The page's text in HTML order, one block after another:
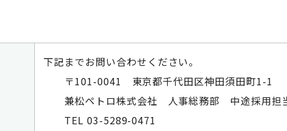
下記までお問い合わせください。
〒101-0041 東京都千代田区神田須田町1-1
兼松ペトロ株式会社 人事総務部 中途採用担
TEL 03-5289-0471